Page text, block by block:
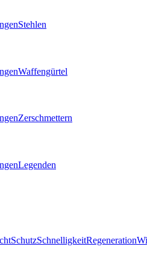
Stehlen
Waffengürtel
Zerschmettern
Legenden
SchutzSchnelligkeitRegeneration